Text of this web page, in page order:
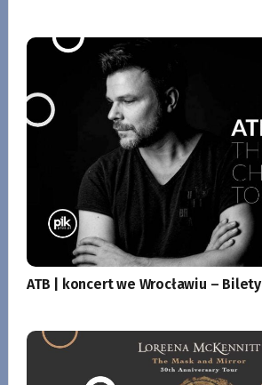
ATB | koncert we Wrocławiu – Bilety